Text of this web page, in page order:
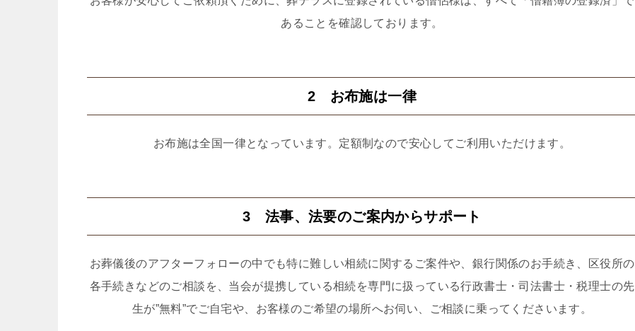
あることを確認しております。
2 お布施は一律
お布施は全国一律となっています。定額制なので安心してご利用いただけます。
3 法事、法要のご案内からサポート
お葬儀後のアフターフォローの中でも特に難しい相続に関するご案件や、銀行関係のお手続き、区役所の
各手続きなどのご相談を、当会が提携している相続を専門に扱っている行政書士・司法書士・税理士の先
生が”無料”でご自宅や、お客様のご希望の場所へお伺い、ご相談に乗ってくださいます。